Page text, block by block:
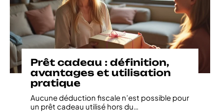
Prêt cadeau : définition,
avantages et utilisation
pratique
Aucune déduction fiscale n’est possible pour
un prêt cadeau utilisé hors du…